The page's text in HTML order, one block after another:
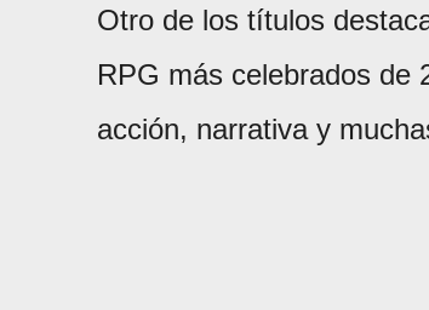
Otro de los títulos
RPG más celebrados de
acción, narrativa y